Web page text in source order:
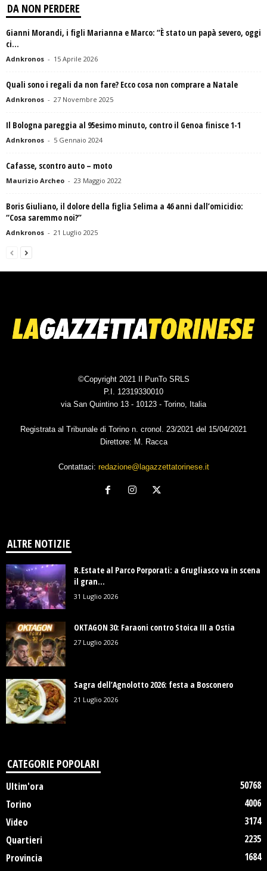
DA NON PERDERE
Gianni Morandi, i figli Marianna e Marco: “È stato un papà severo, oggi
ci...
Adnkronos - 15 Aprile 2026
Quali sono i regali da non fare? Ecco cosa non comprare a Natale
Adnkronos - 27 Novembre 2025
Il Bologna pareggia al 95esimo minuto, contro il Genoa finisce 1-1
Adnkronos - 5 Gennaio 2024
Cafasse, scontro auto – moto
Maurizio Archeo - 23 Maggio 2022
Boris Giuliano, il dolore della figlia Selima a 46 anni dall’omicidio:
“Cosa saremmo noi?”
Adnkronos - 21 Luglio 2025
©Copyright 2021 Il PunTo SRLS
P.I. 12319330010
via San Quintino 13 - 10123 - Torino, Italia
Registrata al Tribunale di Torino n. cronol. 23/2021 del 15/04/2021
Direttore: M. Racca
Contattaci: redazione@lagazzettatorinese.it
ALTRE NOTIZIE
R.Estate al Parco Porporati: a Grugliasco va in scena
il gran...
31 Luglio 2026
OKTAGON 30: Faraoni contro Stoica III a Ostia
27 Luglio 2026
Sagra dell’Agnolotto 2026: festa a Bosconero
21 Luglio 2026
CATEGORIE POPOLARI
Ultim'ora
50768
Torino
4006
Video
3174
Quartieri
2235
Provincia
1684